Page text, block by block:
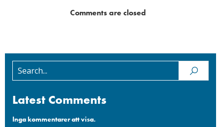
Comments are closed
Latest Comments
Inga kommentarer att visa.